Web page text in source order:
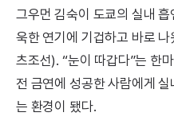
그우먼 김숙이 도쿄의 실내
욱한 연기에 기겁하고 바로
츠조선). “눈이 따갑다”는 한
전 금연에 성공한 사람에게
는 환경이 됐다.